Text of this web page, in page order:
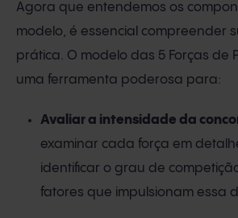
Agora que entendemos os
modelo, é essencial compreender
prática. O modelo das 5 Forças de
uma ferramenta poderosa para:
Avaliar a intensidade da
examinar cada força em
identificar o grau de
fatores que impulsionam essa